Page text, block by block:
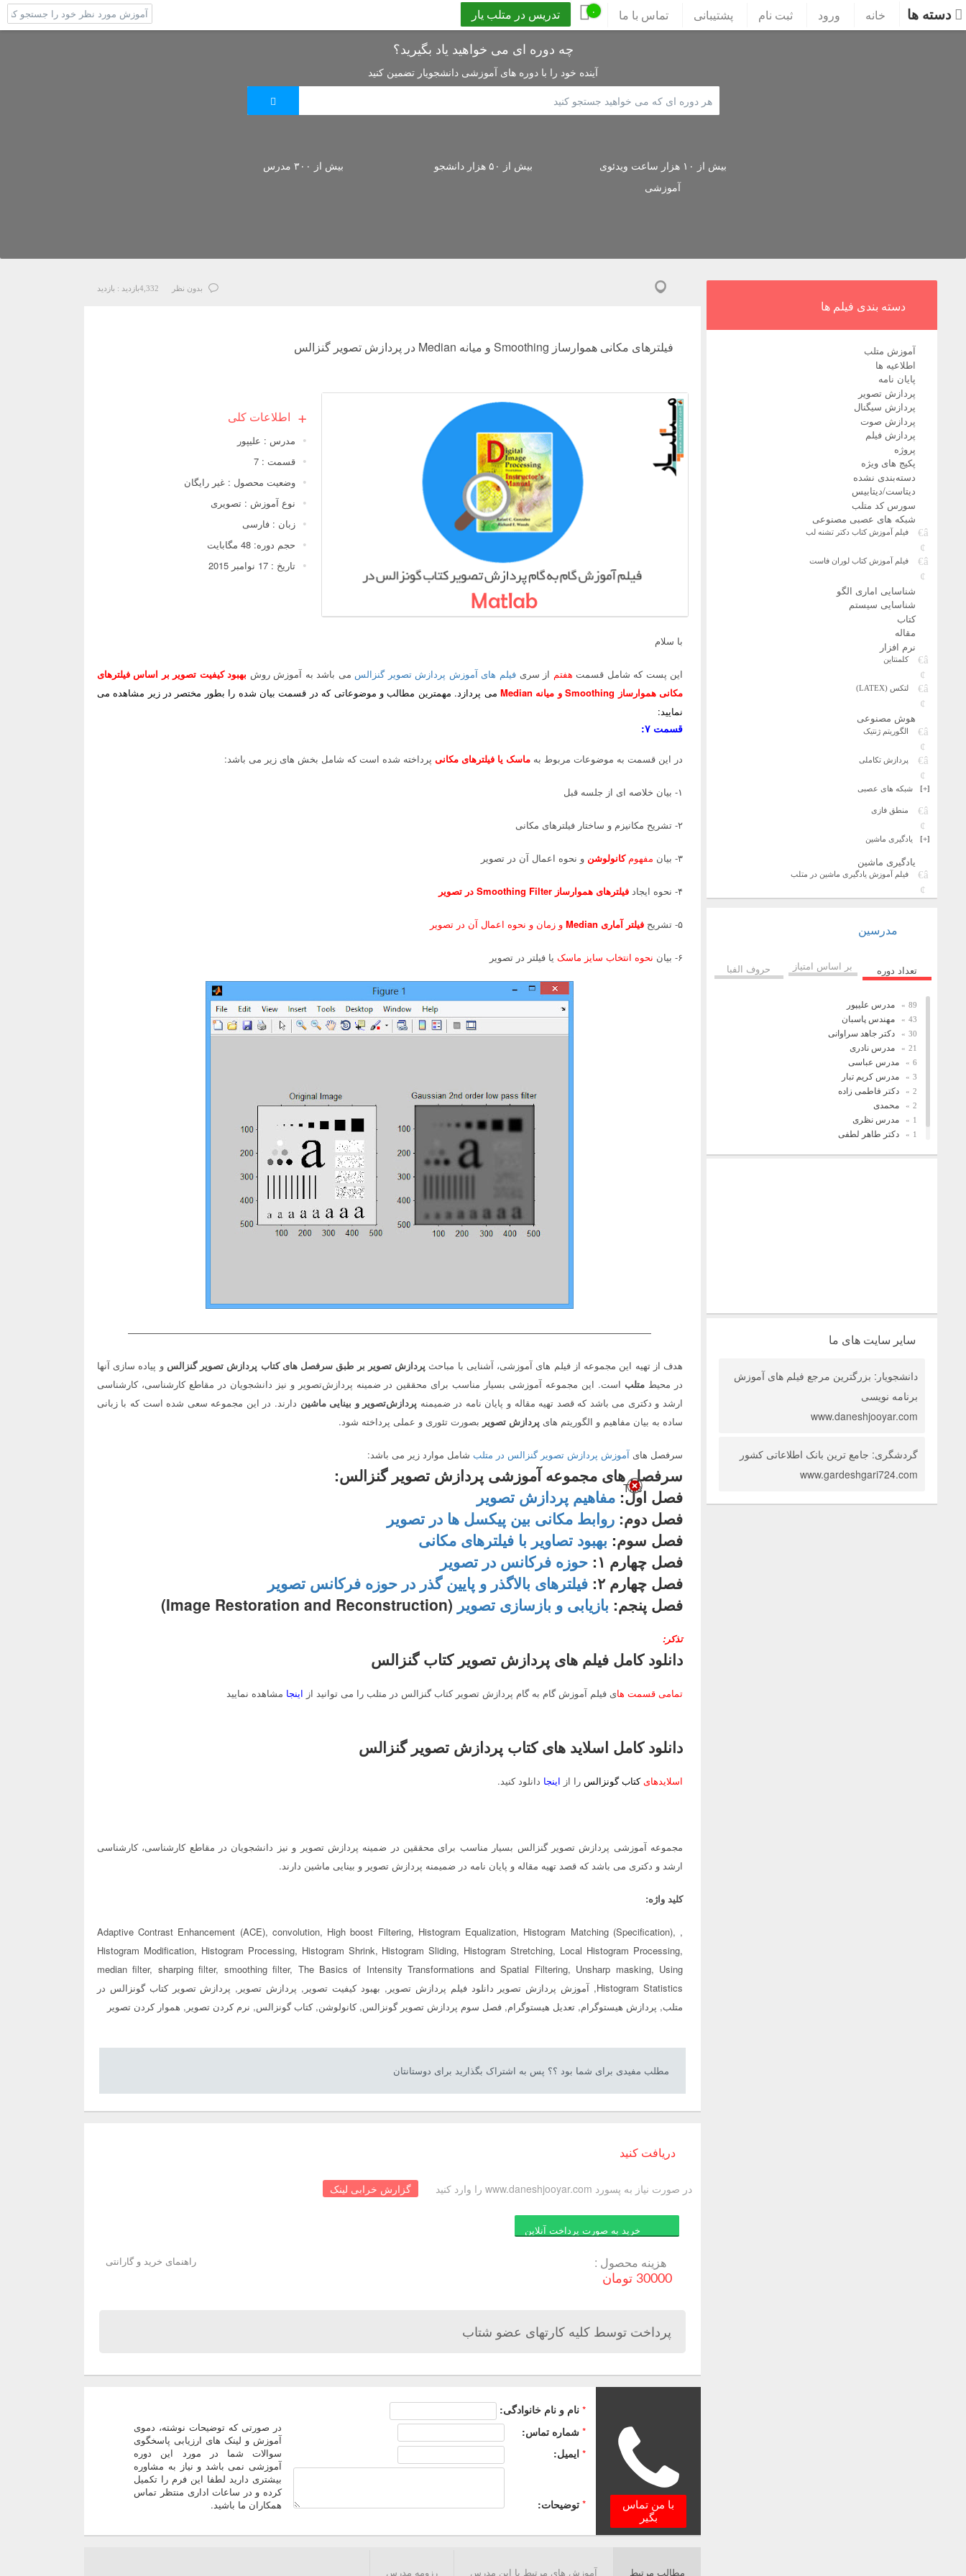
دسته ها خانه ورود ثبت نام پشتیبانی تماس با ما ۰ تدریس در متلب یار
چه دوره ای می خواهید یاد بگیرید؟
آینده خود را با دوره های آموزشی دانشجویار تضمین کنید
بیش از ۱۰ هزار ساعت ویدئوی
آموزشی
بیش از ۵۰ هزار دانشجو بیش از ۳۰۰ مدرس
بدون نظر بازدید :4,332 بازدید
فیلترهای مکانی هموارساز Smoothing و میانه Median در پردازش تصویر گنزالس
اطلاعات کلی
مدرس : علیپور
قسمت : 7
وضعیت محصول : غیر رایگان
نوع آموزش : تصویری
زبان : فارسی
حجم دوره: 48 مگابایت
تاریخ : 17 نوامبر 2015
با سلام
این پست که شامل قسمت هفتم از سری فیلم های آموزش پردازش تصویر گنزالس می باشد به آموزش روش بهبود کیفیت تصویر بر اساس فیلترهای
مکانی هموارساز Smoothing و میانه Median
می پردازد. مهمترین مطالب و موضوعاتی که در قسمت بیان شده را بطور مختصر در زیر مشاهده می
نمایید:
قسمت ۷:
در این قسمت به موضوعات مربوط به ماسک یا فیلترهای مکانی پرداخته شده است که شامل بخش های زیر می باشد:
۱- بیان خلاصه ای از جلسه قبل
۲- تشریح مکانیزم و ساختار فیلترهای مکانی
۳- بیان مفهومکانولوشن و نحوه اعمال آن در تصویر
۴- نحوه ایجاد فیلترهای هموارساز Smoothing Filter در تصویر
۵- تشریح فیلتر آماری Median و زمان و نحوه اعمال آن در تصویر
۶- بیان نحوه انتخاب سایز ماسک یا فیلتر در تصویر
————————————————————————————————————————————————————————
هدف از تهیه این مجموعه از فیلم های آموزشی، آشنایی با مباحث پردازش تصویر بر طبق سرفصل های کتاب پردازش تصویر گنزالس و پیاده سازی آنها
در محیط متلب است. این مجموعه آموزشی بسیار مناسب برای محققین در ضمینه پردازش‌تصویر و نیز دانشجویان در مقاطع کارشناسی، کارشناسی
ارشد و دکتری می باشد که قصد تهیه مقاله و پایان نامه در ضمیمنه پردازش‌تصویر و بینایی ماشین دارند. در این مجموعه سعی شده است که با زبانی
ساده به بیان مفاهیم و الگوریتم های پردازش تصویر بصورت تئوری و عملی پرداخته شود.
سرفصل های آموزش پردازش تصویر گنزالس در متلب شامل موارد زیر می باشد:
سرفصل های مجموعه آموزشی پردازش تصویر گنزالس:
فصل اول: مفاهیم پردازش تصویر
فصل دوم: روابط مکانی بین پیکسل ها در تصویر
فصل سوم: بهبود تصاویر با فیلترهای مکانی
فصل چهارم ۱:
حوزه فرکانس در تصویر
فصل چهارم ۲:
فیلترهای بالاگذر و پایین گذر در حوزه فرکانس تصویر
فصل پنجم: بازیابی و بازسازی تصویر (Image Restoration and Reconstruction)
تذکر:
دانلود کامل فیلم های پردازش تصویر کتاب گنزالس
تمامی قسمت های فیلم آموزش گام به گام پردازش تصویر کتاب گنزالس در متلب را می توانید از اینجا مشاهده نمایید
دانلود کامل اسلاید های کتاب پردازش تصویر گنزالس
اسلایدهایکتاب گونزالس را از اینجا دانلود کنید.
مجموعه آموزشی پردازش تصویر گنزالس بسیار مناسب برای محققین در ضمینه پردازش تصویر و نیز دانشجویان در مقاطع کارشناسی، کارشناسی
ارشد و دکتری می باشد که قصد تهیه مقاله و پایان نامه در ضمیمنه پردازش تصویر و بینایی ماشین دارند.
کلید واژه:
, Adaptive Contrast Enhancement (ACE), convolution, High boost Filtering, Histogram Equalization, Histogram Matching (Specification),
Histogram Modification, Histogram Processing, Histogram Shrink, Histogram Sliding, Histogram Stretching, Local Histogram Processing,
median filter, sharping filter, smoothing filter, The Basics of Intensity Transformations and Spatial Filtering, Unsharp masking, Using
Histogram Statistics, آموزش پردازش تصویر دانلود فیلم پردازش تصویر, بهبود کیفیت تصویر, پردازش تصویر, پردازش تصویر کتاب گونزالس در
متلب, پردازش هیستوگرام, تعدیل هیستوگرام, فصل سوم پردازش تصویر گونزالس, کانولوشن, کتاب گونزالس, نرم کردن تصویر, هموار کردن تصویر
مطلب مفیدی برای شما بود ؟؟ پس به اشتراک بگذارید برای دوستانتان
دریافت کنید
در صورت نیاز به پسورد www.daneshjooyar.com را وارد کنید گزارش خرابی لینک
خرید به صورت پرداخت آنلاین
هزینه محصول :
30000 تومان
راهنمای خرید و گارانتی
پرداخت توسط کلیه کارتهای عضو شتاب
با من تماس
بگیر
* نام و نام خانوادگی:
* شماره تماس:
* ایمیل:
* توضیحات:
در صورتی که توضیحات نوشته، دموی
آموزش و لینک های ارزیابی پاسخگوی
سوالات شما در مورد این دوره
آموزشی نمی باشد و نیاز به مشاوره
بیشتری دارید لطفا این فرم را تکمیل
کرده و در ساعات اداری منتظر تماس
همکاران ما باشید.
مطالب مرتبط آموزش های مرتبط با این مدرس رزومه مدرس
دسته بندی فیلم ها
آموزش متلب
اطلاعیه ها
پایان نامه
پردازش تصویر
پردازش سیگنال
پردازش صوت
پردازش فیلم
پروژه
پکیج های ویژه
دسته‌بندی نشده
دیتاست/دیتابیس
سورس کد متلب
شبکه های عصبی مصنوعی
فیلم آموزش کتاب دکتر تشنه لب
فیلم آموزش کتاب لوران فاست
شناسایی اماری الگو
شناسایی سیستم
کتاب
مقاله
نرم افزار
کلمنتاین
لتکس (LATEX)
هوش مصنوعی
الگوریتم ژنتیک
پردازش تکاملی
[+] شبکه های عصبی
منطق فازی
[+] یادگیری ماشین
یادگیری ماشین
فیلم آموزش یادگیری ماشین در متلب
مدرسین
تعداد دوره بر اساس امتیاز حروف الفبا
89 مدرس علیپور
43 مهندس پاسبان
30 دکتر جاهد سراوانی
21 مدرس نادری
6 مدرس عباسی
3 مدرس کریم تبار
2 دکتر فاطمی زاده
2 محمدی
1 مدرس نظری
1 دکتر طاهر لطفی
سایر سایت های ما
دانشجویار: بزرگترین مرجع فیلم های آموزش
برنامه نویسی
www.daneshjooyar.com
گردشگری: جامع ترین بانک اطلاعاتی کشور
www.gardeshgari724.com
Title